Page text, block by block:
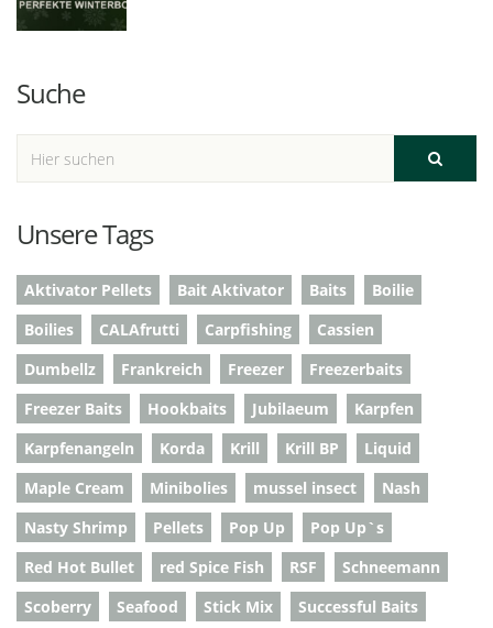
Suche
Unsere Tags
Aktivator Pellets Bait Aktivator Baits
Boilie
Boilies
CALAfrutti Carpfishing
Cassien
Dumbellz
Frankreich Freezer
Freezerbaits
Freezer Baits
Hookbaits Jubilaeum
Karpfen
Karpfenangeln
Korda Krill Krill BP
Liquid
Maple Cream
Minibolies mussel insect
Nash
Nasty Shrimp
Pellets Pop Up
Pop Up`s
Red Hot Bullet
red Spice Fish RSF
Schneemann
Scoberry
Seafood Stick Mix
Successful Baits